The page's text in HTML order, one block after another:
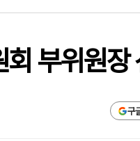
부위원장
구